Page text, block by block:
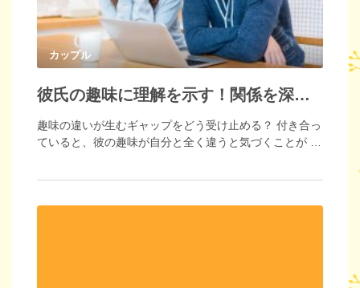
カップル
彼氏の趣味に理解を示す！関係を深めるための方法とは
趣味の違いが生むギャップをどう受け止める？ 付き合っ
ていると、彼の趣味が自分と全く違うと気づくことが …